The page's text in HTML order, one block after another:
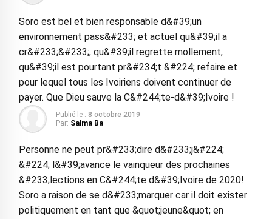
Soro est bel et bien responsable d&#39;un
environnement pass&#233; et actuel qu&#39;il a
cr&#233;&#233;, qu&#39;il regrette mollement,
qu&#39;il est pourtant pr&#234;t &#224; refaire et
pour lequel tous les Ivoiriens doivent continuer de
payer. Que Dieu sauve la C&#244;te-d&#39;Ivoire !
Publié le : 8 octobre 2019
Par: Salma Ba
Personne ne peut pr&#233;dire d&#233;j&#224;
&#224; l&#39;avance le vainqueur des prochaines
&#233;lections en C&#244;te d&#39;Ivoire de 2020!
Soro a raison de se d&#233;marquer car il doit exister
politiquement en tant que &quot;jeune&quot; en